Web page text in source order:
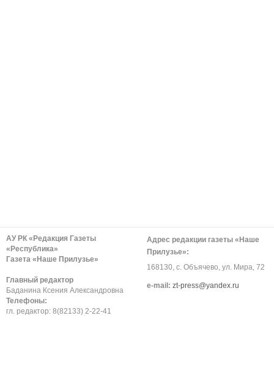
АУ РК «Редакция Газеты
«Республика»
Газета «Наше Прилузье»
Главный редактор
Баданина Ксения Александровна
Телефоны:
гл. редактор: 8(82133) 2-22-41
Адрес редакции газеты «Наше
Прилузье»:
168130, с. Объячево, ул. Мира, 72
е-mail: zt-press@yandex.ru